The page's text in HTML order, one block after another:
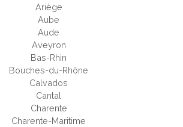
Ariège
Aube
Aude
Aveyron
Bas-Rhin
Bouches-du-Rhône
Calvados
Cantal
Charente
Charente-Maritime